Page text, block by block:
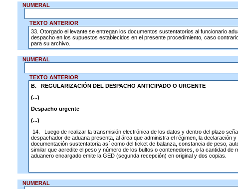
NUMERAL
TEXTO ANTERIOR
33. Otorgado el levante se entregan los documentos sustentatorios al funcionario
despacho en los supuestos establecidos en el presente procedimiento, caso
para su archivo.
NUMERAL
TEXTO ANTERIOR
B. REGULARIZACIÓN DEL DESPACHO ANTICIPADO O URGENTE
(...)
Despacho urgente
(...)
14. Luego de realizar la transmisión electrónica de los datos y dentro del plazo
despachador de aduana presenta, al área que administra el régimen, la declaración
documentación sustentatoria así como del ticket de balanza, constancia de peso,
similar que acredite el peso y número de los bultos o contenedores, o la cantidad
aduanero encargado emite la GED (segunda recepción) en original y dos copias.
NUMERAL